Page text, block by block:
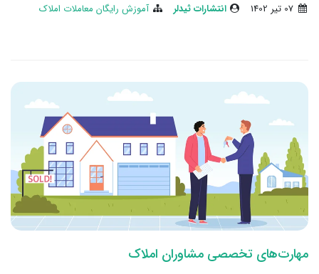
انتشارات ثیدلر آموزش رایگان معاملات املاک
مهارت‌های تخصصی مشاوران املاک